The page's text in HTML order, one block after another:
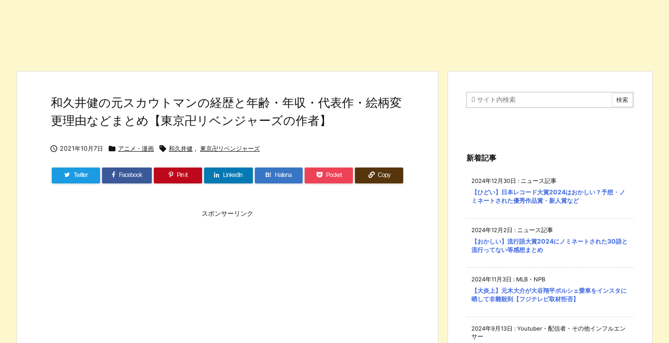
和久井健の元スカウトマンの経歴と年齢・年収・代表作・絵柄変
更理由などまとめ【東京卍リベンジャーズの作者】
 2021年10月7日  アニメ・漫画  和久井健 , 東京卍リベンジャーズ
Twitter Facebook Pin it LinkedIn B! Hatena Pocket Copy
スポンサーリンク
新着記事
2024年12月30日 : ニュース記事
【ひどい】日本レコード大賞2024はおかしい？予想・ノ
ミネートされた優秀作品賞・新人賞など
2024年12月2日 : ニュース記事
【おかしい】流行語大賞2024にノミネートされた30語と
流行ってない等感想まとめ
2024年11月3日 : MLB・NPB
【大炎上】元木大介が大谷翔平ポルシェ愛車をインスタに
晒して非難殺到【フジテレビ取材拒否】
2024年9月13日 : Youtuber・配信者・その他インフルエン
サー